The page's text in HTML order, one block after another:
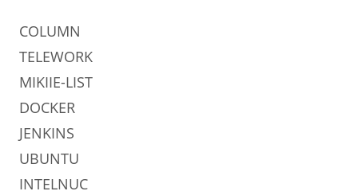
COLUMN
TELEWORK
MIKIIE-LIST
DOCKER
JENKINS
UBUNTU
INTELNUC